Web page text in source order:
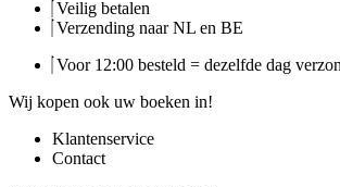
Veilig betalen
Verzending naar NL en BE
Voor 12:00 besteld = dezelfde dag
Wij kopen ook uw boeken in!
Klantenservice
Contact